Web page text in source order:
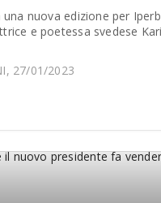
nuova edizione per
e poetessa svedese
27/01/2023